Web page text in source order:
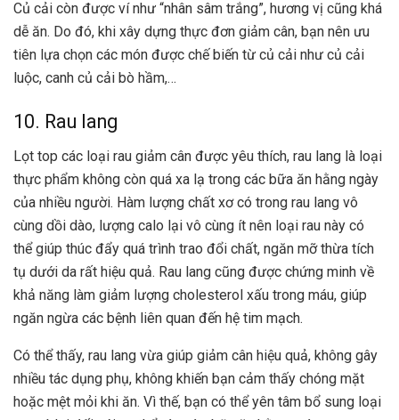
Củ cải còn được ví như “nhân sâm trắng”, hương vị cũng khá
dễ ăn. Do đó, khi xây dựng thực đơn giảm cân, bạn nên ưu
tiên lựa chọn các món được chế biến từ củ cải như củ cải
luộc, canh củ cải bò hầm,…
10. Rau lang
Lọt top các loại rau giảm cân được yêu thích, rau lang là loại
thực phẩm không còn quá xa lạ trong các bữa ăn hằng ngày
của nhiều người. Hàm lượng chất xơ có trong rau lang vô
cùng dồi dào, lượng calo lại vô cùng ít nên loại rau này có
thể giúp thúc đẩy quá trình trao đổi chất, ngăn mỡ thừa tích
tụ dưới da rất hiệu quả. Rau lang cũng được chứng minh về
khả năng làm giảm lượng cholesterol xấu trong máu, giúp
ngăn ngừa các bệnh liên quan đến hệ tim mạch.
Có thể thấy, rau lang vừa giúp giảm cân hiệu quả, không gây
nhiều tác dụng phụ, không khiến bạn cảm thấy chóng mặt
hoặc mệt mỏi khi ăn. Vì thế, bạn có thể yên tâm bổ sung loại